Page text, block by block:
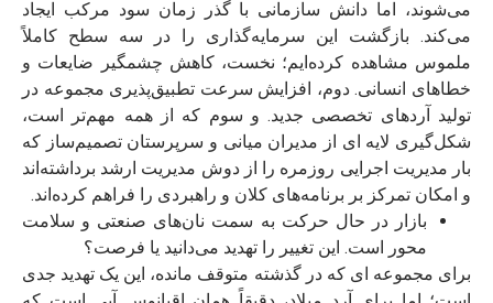
می‌شوند، اما دانش سازمانی با گذر زمان سود مرکب ایجاد
می‌کند. بازگشت این سرمایه‌گذاری را در سه سطح کاملاً
ملموس مشاهده کرده‌ایم؛ نخست، کاهش چشمگیر ضایعات و
خطاهای انسانی. دوم، افزایش سرعت تطبیق‌پذیری مجموعه در
تولید آردهای تخصصی جدید. و سوم که از همه مهم‌تر است،
شکل‌گیری لایه‌ ای از مدیران میانی و سرپرستان تصمیم‌ساز که
بار مدیریت اجرایی روزمره را از دوش مدیریت ارشد برداشته‌اند
و امکان تمرکز بر برنامه‌های کلان و راهبردی را فراهم کرده‌اند.
بازار در حال حرکت به سمت نان‌های صنعتی و سلامت‌
محور است. این تغییر را تهدید می‌دانید یا فرصت؟
برای مجموعه‌ ای که در گذشته متوقف مانده، این یک تهدید جدی